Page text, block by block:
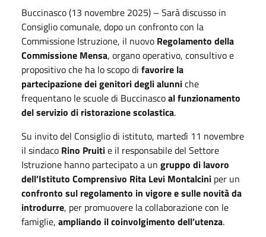
Buccinasco (13 novembre 2025) – Sarà discusso in
Consiglio comunale, dopo un confronto con la
Commissione Istruzione, il nuovo Regolamento della
Commissione Mensa, organo operativo, consultivo e
propositivo che ha lo scopo di favorire la
partecipazione dei genitori degli alunniche
frequentano le scuole di Buccinascoal funzionamento
del servizio di ristorazione scolastica.
Su invito del Consiglio di istituto, martedì 11 novembre
il sindaco Rino Pruitie il responsabile del Settore
Istruzione hanno partecipato a un gruppo di lavoro
dell’Istituto Comprensivo Rita Levi Montalcini per un
confronto sul regolamento in vigore e sulle novità da
introdurre, per promuovere la collaborazione con le
famiglie, ampliando il coinvolgimento dell’utenza.